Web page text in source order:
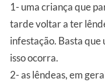
1- uma criança que
tarde voltar a ter
infestação. Basta
isso ocorra.
2- as lêndeas, em